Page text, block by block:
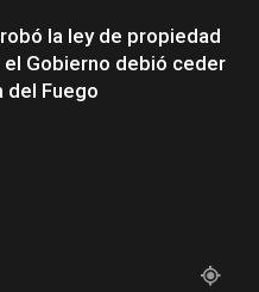
la ley de propiedad
el Gobierno debió ceder
del Fuego